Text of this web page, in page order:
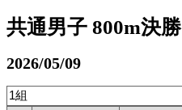
共通男子 800m決勝
2026/05/09
1組